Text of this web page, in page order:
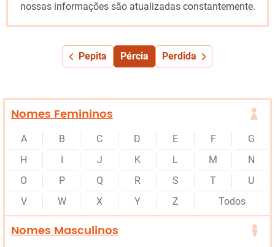
nossas informações são atualizadas constantemente.
Pepita Pércia Perdida
Nomes Femininos
A B C D E F
G
H
J K L M
N
O
P Q R S T
U
V
W X Y Z Todos
Nomes Masculinos